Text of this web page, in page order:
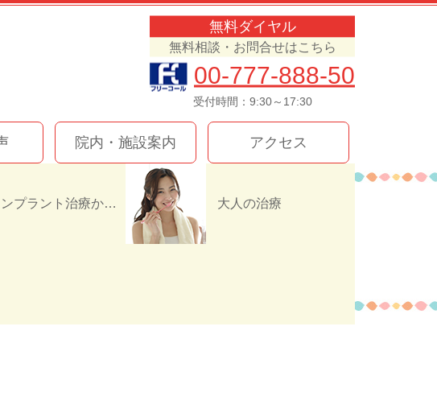
無料ダイヤル
無料相談・お問合せはこちら
00-777-888-50
受付時間：9:30～17:30
インプラント治療か入れ歯（義歯）どっちを選ぶ！？ 大人の治療
院内・施設案内 アクセス